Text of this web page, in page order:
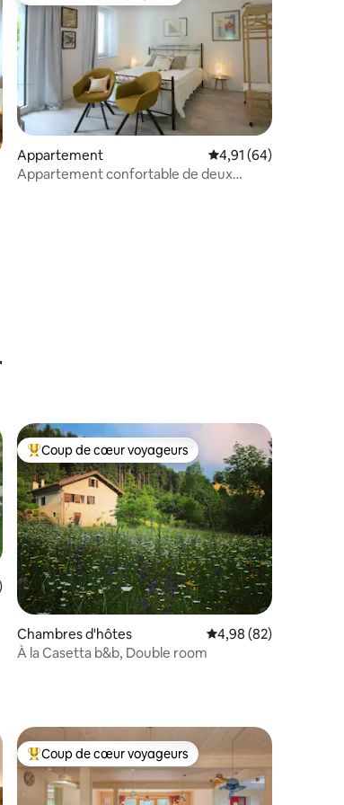
sur 5
Appartement Évaluation moyenne
4,91 (64)
Appartement confortable de deux
sur 5
moyenne sur la base de 42 commentaires : 5 sur 5
Coups de cœur voyageurs les plus appréciés
Coup de cœur voyageurs
Chambres d'hôtes Évaluation moyenne
4,98 (82)
À la Casetta b&b, Double room
Coups de cœur voyageurs les plus appréciés
Coup de cœur voyageurs